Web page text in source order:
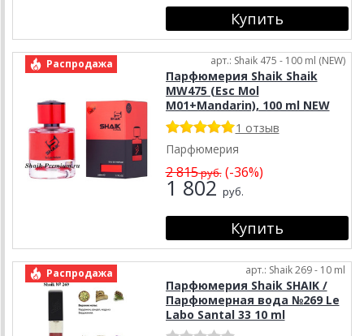
Распродажа арт.: Shaik 475 - 100 ml (NEW)
Парфюмерия Shaik Shaik
MW475 (Esc Mol
M01+Mandarin), 100 ml NEW
1 отзыв
Парфюмерия
2 815руб.(-36%)
1 802 руб.
Распродажа арт.: Shaik 269 - 10 ml
Парфюмерия Shaik SHAIK /
Парфюмерная вода №269 Le
Labo Santal 33 10 ml